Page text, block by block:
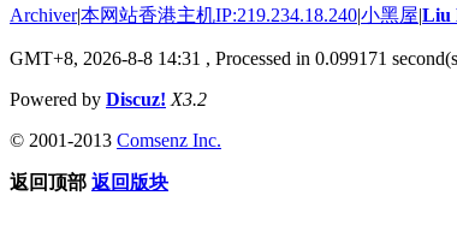
Archiver|本网站香港主机IP:219.234.18.240|小黑屋|Liu
GMT+8, 2026-8-8 14:31 , Processed in 0.099171
Powered by Discuz! X3.2
© 2001-2013 Comsenz Inc.
返回顶部 返回版块